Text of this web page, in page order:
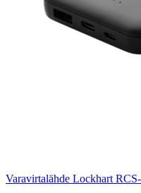
Varavirtalähde Lockhart